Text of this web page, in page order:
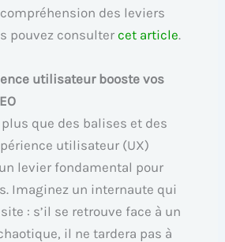
des leviers
pouvez consultercet article.
utilisateur booste vos
plus que des balises et des
utilisateur (UX)
levier fondamental pour
Imaginez un internaute qui
: s’il se retrouve face à un
il ne tardera pas à